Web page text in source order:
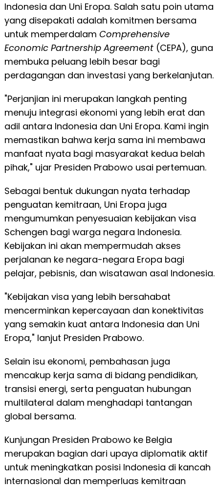
Indonesia dan Uni Eropa. Salah satu poin utama
yang disepakati adalah komitmen bersama
untuk memperdalam Comprehensive
Economic Partnership Agreement(CEPA), guna
membuka peluang lebih besar bagi
perdagangan dan investasi yang berkelanjutan.
"Perjanjian ini merupakan langkah penting
menuju integrasi ekonomi yang lebih erat dan
adil antara Indonesia dan Uni Eropa. Kami ingin
memastikan bahwa kerja sama ini membawa
manfaat nyata bagi masyarakat kedua belah
pihak," ujar Presiden Prabowo usai pertemuan.
Sebagai bentuk dukungan nyata terhadap
penguatan kemitraan, Uni Eropa juga
mengumumkan penyesuaian kebijakan visa
Schengen bagi warga negara Indonesia.
Kebijakan ini akan mempermudah akses
perjalanan ke negara-negara Eropa bagi
pelajar, pebisnis, dan wisatawan asal Indonesia.
"Kebijakan visa yang lebih bersahabat
mencerminkan kepercayaan dan konektivitas
yang semakin kuat antara Indonesia dan Uni
Eropa," lanjut Presiden Prabowo.
Selain isu ekonomi, pembahasan juga
mencakup kerja sama di bidang pendidikan,
transisi energi, serta penguatan hubungan
multilateral dalam menghadapi tantangan
global bersama.
Kunjungan Presiden Prabowo ke Belgia
merupakan bagian dari upaya diplomatik aktif
untuk meningkatkan posisi Indonesia di kancah
internasional dan memperluas kemitraan